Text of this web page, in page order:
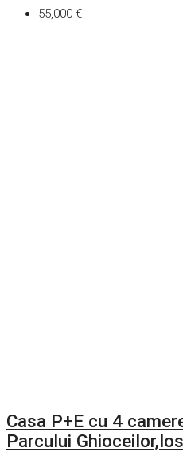
55,000 €
Casa P+E cu 4
Parcului